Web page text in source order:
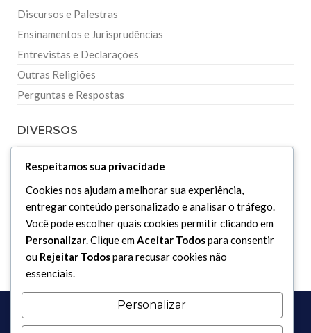
Discursos e Palestras
Ensinamentos e Jurisprudências
Entrevistas e Declarações
Outras Religiões
Perguntas e Respostas
DIVERSOS
Curiosidades
Dicionário Islâmico
Downloads
Respeitamos sua privacidade
Cookies nos ajudam a melhorar sua experiência,
entregar conteúdo personalizado e analisar o tráfego.
Você pode escolher quais cookies permitir clicando em
Personalizar. Clique emAceitar Todospara consentir
ou Rejeitar Todospara recusar cookies não
essenciais.
Personalizar